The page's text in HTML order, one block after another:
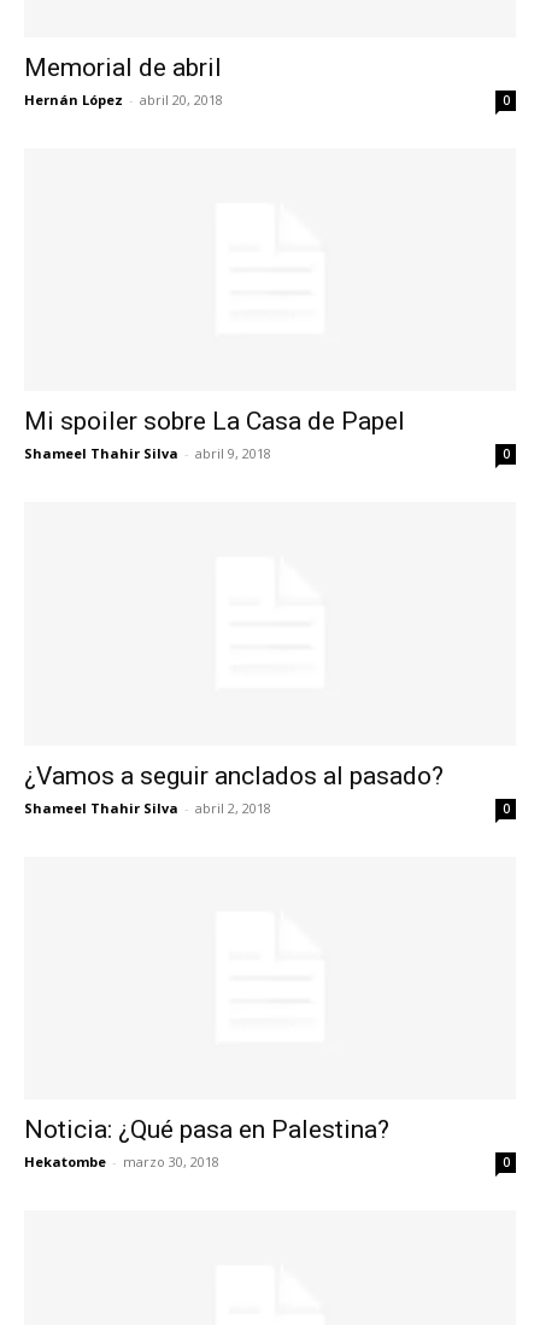
Memorial de abril
Hernán López - abril 20, 2018 0
Mi spoiler sobre La Casa de Papel
Shameel Thahir Silva - abril 9, 2018 0
¿Vamos a seguir anclados al pasado?
Shameel Thahir Silva - abril 2, 2018 0
Noticia: ¿Qué pasa en Palestina?
Hekatombe - marzo 30, 2018 0